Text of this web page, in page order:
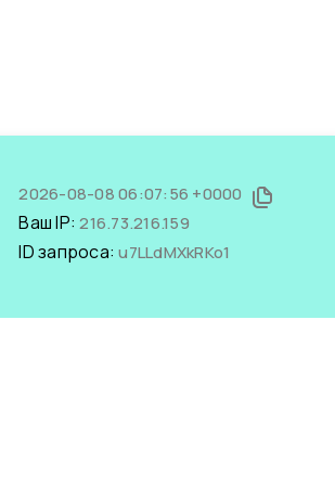
2026-08-08 06:07:56 +0000
Ваш IP:216.73.216.159
ID запроса:u7LLdMXkRKo1